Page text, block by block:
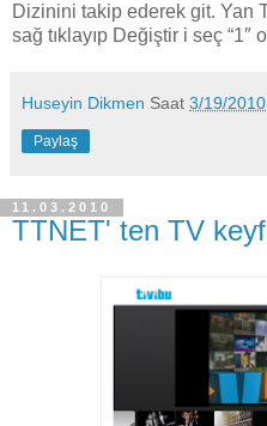
Dizinini takip ederek git. Yan
sağ tıklayıp Değiştir i seç “1″
Huseyin Dikmen Saat 3/19/
Paylaş
11.03.2010
TTNET' ten TV